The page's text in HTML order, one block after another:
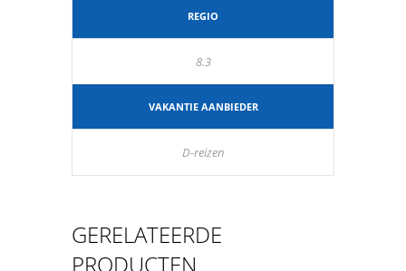
REGIO
8.3
VAKANTIE AANBIEDER
D-reizen
GERELATEERDE
PRODUCTEN